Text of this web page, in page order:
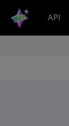
API